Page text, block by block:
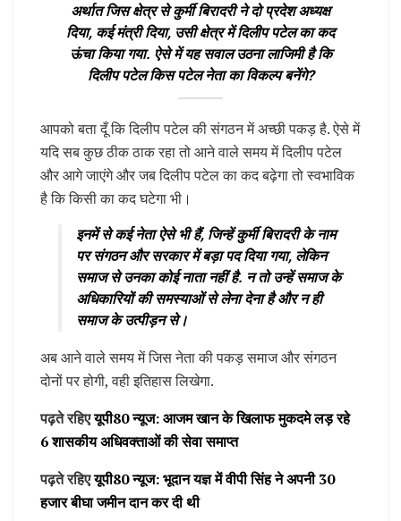
अर्थात जिस क्षेत्र से कुर्मी बिरादरी ने दो प्रदेश अध्यक्ष
दिया, कई मंत्री दिया, उसी क्षेत्र में दिलीप पटेल का कद
ऊंचा किया गया. ऐसे में यह सवाल उठना लाजिमी है कि
दिलीप पटेल किस पटेल नेता का विकल्प बनेंगे?
आपको बता दूँ कि दिलीप पटेल की संगठन में अच्छी पकड़ है. ऐसे में
यदि सब कुछ ठीक ठाक रहा तो आने वाले समय में दिलीप पटेल
और आगे जाएंगे और जब दिलीप पटेल का कद बढ़ेगा तो स्वभाविक
है कि किसी का कद घटेगा भी।
इनमें से कई नेता ऐसे भी हैं, जिन्हें कुर्मी बिरादरी के नाम
पर संगठन और सरकार में बड़ा पद दिया गया, लेकिन
समाज से उनका कोई नाता नहीं है. न तो उन्हें समाज के
अधिकारियों की समस्याओं से लेना देना है और न ही
समाज के उत्पीड़न से।
अब आने वाले समय में जिस नेता की पकड़ समाज और संगठन
दोनों पर होगी, वही इतिहास लिखेगा.
पढ़ते रहिएयूपी80 न्यूज: आजम खान के खिलाफ मुकदमे लड़ रहे
6 शासकीय अधिवक्ताओं की सेवा समाप्त
पढ़ते रहिएयूपी80 न्यूज: भूदान यज्ञ में वीपी सिंह ने अपनी 30
हजार बीघा जमीन दान कर दी थी